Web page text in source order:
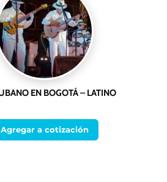
EN BOGOTÁ – LATINO
Agregar a cotización